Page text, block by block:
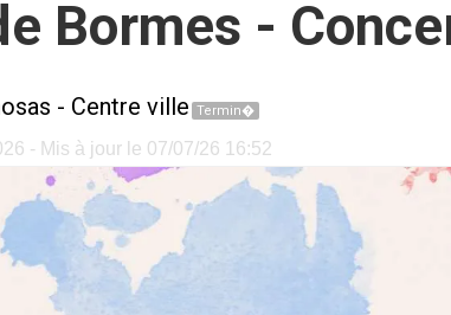
Bormes -
- Centre ville Termin�
- Mis à jour le 07/07/26 16:52